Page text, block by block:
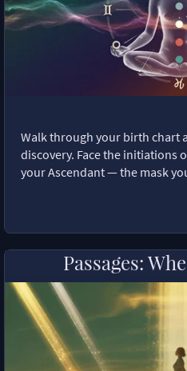
Walk through your birth chart
discovery. Face the initiations
your Ascendant — the mask
Passages: